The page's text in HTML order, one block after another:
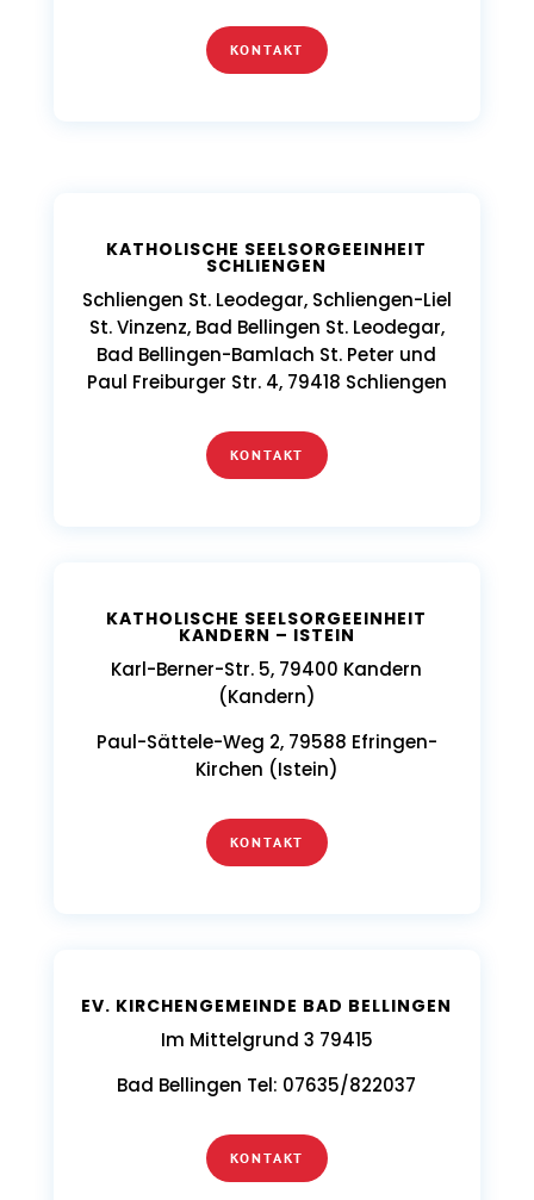
KONTAKT
KATHOLISCHE SEELSORGEEINHEIT
SCHLIENGEN
Schliengen St. Leodegar, Schliengen-Liel
St. Vinzenz, Bad Bellingen St. Leodegar,
Bad Bellingen-Bamlach St. Peter und
Paul Freiburger Str. 4, 79418 Schliengen
KONTAKT
KATHOLISCHE SEELSORGEEINHEIT
KANDERN – ISTEIN
Karl-Berner-Str. 5, 79400 Kandern
(Kandern)
Paul-Sättele-Weg 2, 79588 Efringen-
Kirchen (Istein)
KONTAKT
EV. KIRCHENGEMEINDE BAD BELLINGEN
Im Mittelgrund 3 79415
Bad Bellingen Tel: 07635/822037
KONTAKT